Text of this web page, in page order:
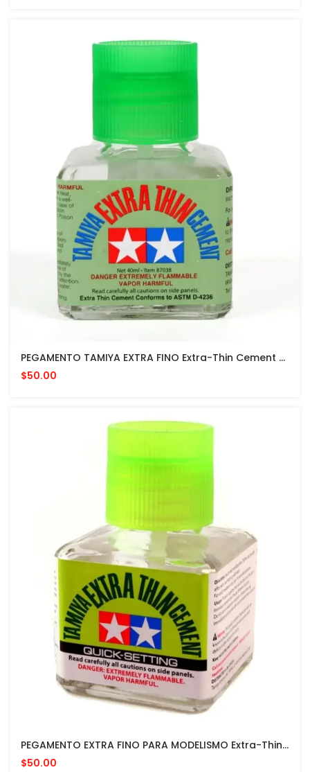
PEGAMENTO TAMIYA EXTRA FINO Extra-Thin Cement 40 ML MADE IN JAPAN Quick Setting Version
$50.00
PEGAMENTO EXTRA FINO PARA MODELISMO Extra-Thin Cement MADE IN JAPAN
$50.00